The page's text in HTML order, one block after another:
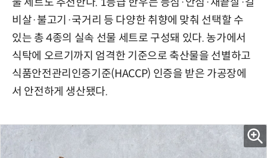
비살·불고기·국거리 등 다양한 취향에 맞춰 선택할 수
있는 총 4종의 실속 선물 세트로 구성돼 있다. 농가에서
식탁에 오르기까지 엄격한 기준으로 축산물을 선별하고
식품안전관리인증기준(HACCP) 인증을 받은 가공장에
서 안전하게 생산됐다.